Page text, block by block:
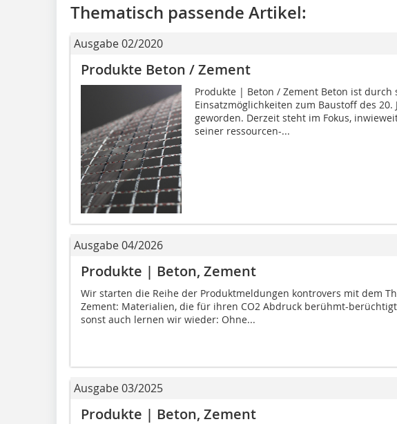
Thematisch passende Artikel:
Ausgabe 02/2020
Produkte Beton / Zement
Produkte | Beton / Zement Beton ist durch
Einsatzmöglichkeiten zum Baustoff des 20.
geworden. Derzeit steht im Fokus,
seiner ressourcen-...
Ausgabe 04/2026
Produkte | Beton, Zement
Wir starten die Reihe der Produktmeldungen kontrovers mit dem
Zement: Materialien, die für ihren CO2 Abdruck berühmt-
sonst auch lernen wir wieder: Ohne...
Ausgabe 03/2025
Produkte | Beton, Zement